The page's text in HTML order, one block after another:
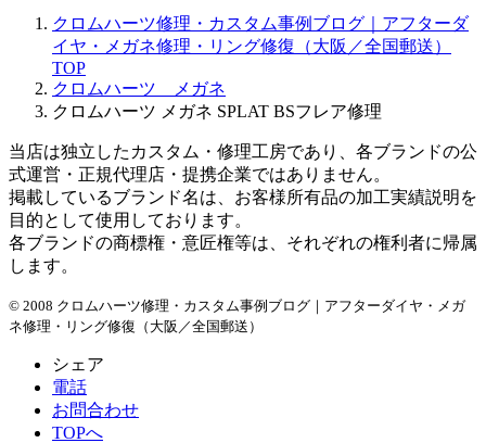
クロムハーツ修理・カスタム事例ブログ｜アフターダ
イヤ・メガネ修理・リング修復（大阪／全国郵送）
TOP
クロムハーツ メガネ
クロムハーツ メガネ SPLAT BSフレア修理
当店は独立したカスタム・修理工房であり、各ブランドの公
式運営・正規代理店・提携企業ではありません。
掲載しているブランド名は、お客様所有品の加工実績説明を
目的として使用しております。
各ブランドの商標権・意匠権等は、それぞれの権利者に帰属
します。
© 2008 クロムハーツ修理・カスタム事例ブログ｜アフターダイヤ・メガ
ネ修理・リング修復（大阪／全国郵送）
シェア
電話
お問合わせ
TOPへ